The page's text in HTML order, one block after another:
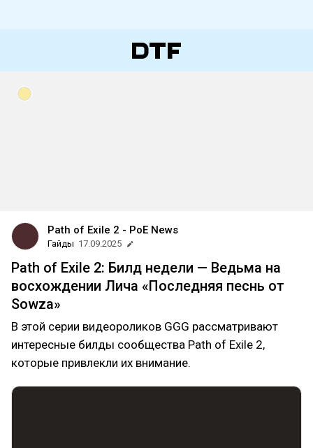
Path of Exile 2 - PoE News
Гайды 17.09.2025
Path of Exile 2: Билд недели — Ведьма на
восхождении Лича «Последняя песнь от
Sowza»
В этой серии видеороликов GGG рассматривают
интересные билды сообщества Path of Exile 2,
которые привлекли их внимание.